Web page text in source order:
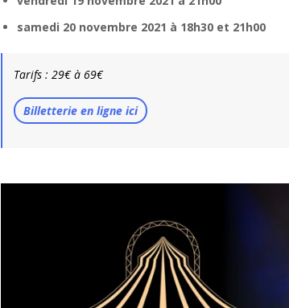
samedi 20 novembre 2021 à 18h30 et 21h00
Tarifs : 29€ à 69€
Billetterie en ligne ici